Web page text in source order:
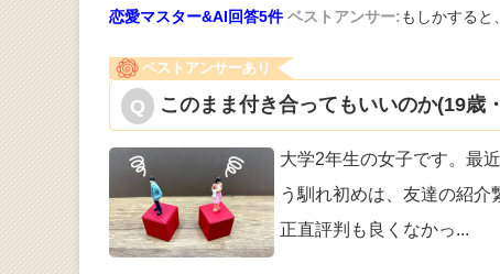
恋愛マスター&AI回答5件 ベストアンサー:もしかすると
ベストアンサーあり
このまま付き合ってもいいのか(19歳
大学2年生の女子です。最
う馴れ初めは、友達の紹介
正直評判も良くなかっ...